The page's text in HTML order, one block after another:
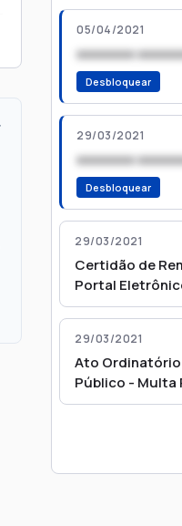
05/04/2021
xxxxxxxx
Desbloquear
29/03/2021
xxxxxxxx
Desbloquear
29/03/2021
Certidão de
Portal
29/03/2021
Ato Ordinatório
Público - Multa